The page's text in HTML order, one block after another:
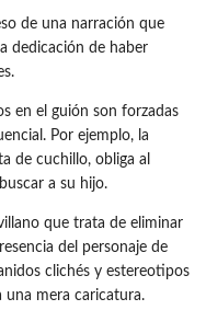
de una narración que
dedicación de haber
en el guión son forzadas
Por ejemplo, la
de cuchillo, obliga al
a su hijo.
que trata de eliminar
del personaje de
clichés y estereotipos
una mera caricatura.